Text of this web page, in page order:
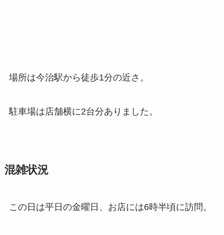
場所は今治駅から徒歩1分の近さ。
駐車場は店舗横に2台分ありました。
混雑状況
この日は平日の金曜日、お店には6時半頃に訪問。